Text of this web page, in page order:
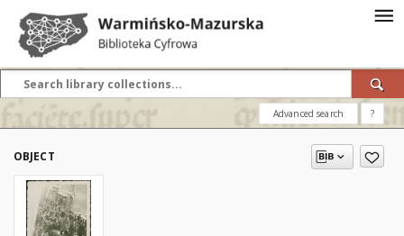
Advanced search ?
OBJECT